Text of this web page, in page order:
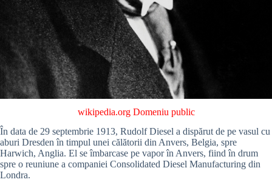
wikipedia.org Domeniu public
În data de 29 septembrie 1913, Rudolf Diesel a dispărut de pe vasul cu
aburi Dresden în timpul unei călătorii din Anvers, Belgia, spre
Harwich, Anglia. El se îmbarcase pe vapor în Anvers, fiind în drum
spre o reuniune a companiei Consolidated Diesel Manufacturing din
Londra.